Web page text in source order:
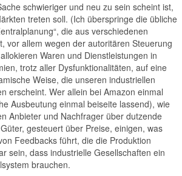
schwieriger und neu zu sein scheint ist,
treten soll. (Ich überspringe die übliche
die aus verschiedenen
vor allem wegen der autoritären Steuerung
Waren und Dienstleistungen in
trotz aller Dysfunktionalitäten, auf eine
Weise, die unseren industriellen
erscheint. Wer allein bei Amazon einmal
Ausbeutung einmal beiseite lassend), wie
Anbieter und Nachfrager über dutzende
gesteuert über Preise, einigen, was
Feedbacks führt, die die Produktion
sein, dass industrielle Gesellschaften ein
brauchen.